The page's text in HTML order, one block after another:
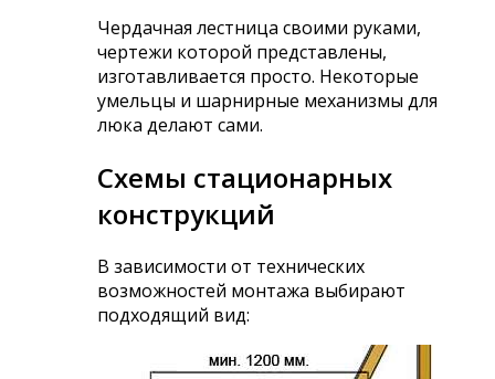
Чердачная лестница своими руками,
чертежи которой представлены,
изготавливается просто. Некоторые
умельцы и шарнирные механизмы для
люка делают сами.
Схемы стационарных
конструкций
В зависимости от технических
возможностей монтажа выбирают
подходящий вид: